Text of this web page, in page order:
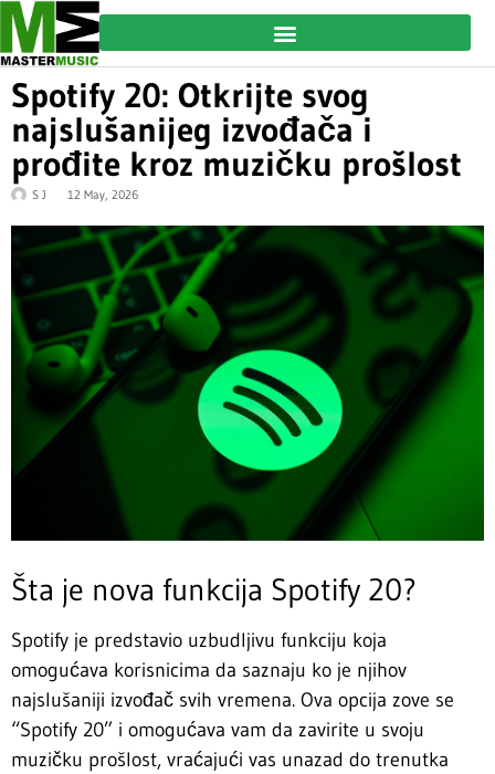
Spotify 20: Otkrijte svog
najslušanijeg izvođača i
prođite kroz muzičku prošlost
S J 12 May, 2026
Šta je nova funkcija Spotify 20?
Spotify je predstavio uzbudljivu funkciju koja
omogućava korisnicima da saznaju ko je njihov
najslušaniji izvođač svih vremena. Ova opcija zove se
“Spotify 20” i omogućava vam da zavirite u svoju
muzičku prošlost, vraćajući vas unazad do trenutka